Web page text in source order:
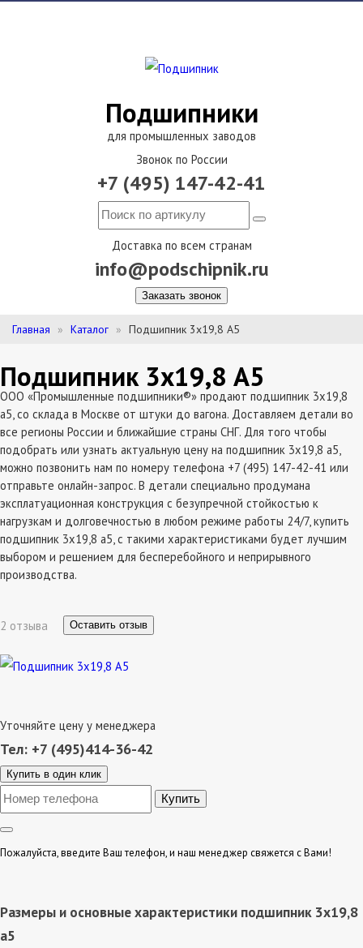
Подшипники
для промышленных заводов
Звонок по России
+7 (495) 147-42-41
Доставка по всем странам
info@podschipnik.ru
Заказать звонок
Главная Каталог Подшипник 3х19,8 А5
Подшипник 3х19,8 А5
ООО «Промышленные подшипники®» продают подшипник 3х19,8
а5, со склада в Москве от штуки до вагона. Доставляем детали во
все регионы России и ближайшие страны СНГ. Для того чтобы
подобрать или узнать актуальную цену на подшипник 3х19,8 а5,
можно позвонить нам по номеру телефона +7 (495) 147-42-41 или
отправьте онлайн-запрос. В детали специально продумана
эксплатуационная конструкция с безупречной стойкостью к
нагрузкам и долговечностью в любом режиме работы 24/7, купить
подшипник 3х19,8 а5, с такими характеристиками будет лучшим
выбором и решением для бесперебойного и неприрывного
производства.
2 отзыва Оставить отзыв
Уточняйте цену у менеджера
Тел: +7 (495)414-36-42
Купить в один клик
Пожалуйста, введите Ваш телефон, и наш менеджер свяжется с Вами!
Размеры и основные характеристики подшипник 3х19,8
а5